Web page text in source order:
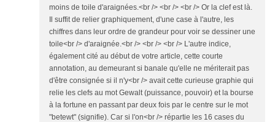
moins de toile d'araignées.<br /> <br /> <br /> Or la clef est là.
Il suffit de relier graphiquement, d'une case à l'autre, les
chiffres dans leur ordre de grandeur pour voir se dessiner une
toile<br /> d'araignée.<br /> <br /> <br /> L'autre indice,
également cité au début de votre article, cette courte
annotation, au demeurant si banale qu'elle ne mériterait pas
d'être consignée si il n'y<br /> avait cette curieuse graphie qui
relie les clefs au mot Gewalt (puissance, pouvoir) et la bourse
à la fortune en passant par deux fois par le centre sur le mot
"betewt" (signifie). Car si l'on<br /> répartie les 16 cases du